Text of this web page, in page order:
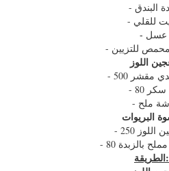
البندق
- عسل
للتزيين
بلدي مقشر
ملح
مملح بالزبدة
الطريقة: